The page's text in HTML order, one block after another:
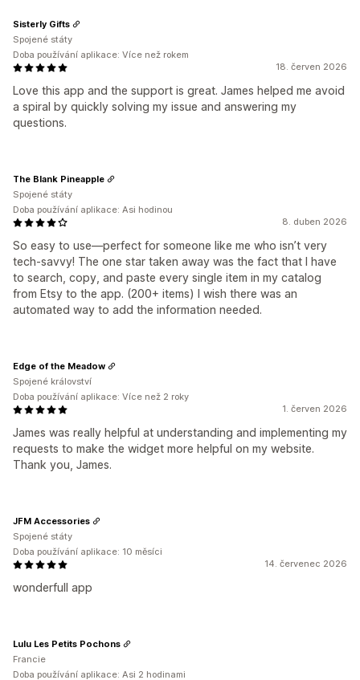
18. červen 2026
Love this app and the support is great. James helped me avoid
a spiral by quickly solving my issue and answering my
questions.
Sisterly Gifts
Spojené státy
Doba používání aplikace: Více než rokem
8. duben 2026
So easy to use—perfect for someone like me who isn’t very
tech-savvy! The one star taken away was the fact that I have
to search, copy, and paste every single item in my catalog
from Etsy to the app. (200+ items) I wish there was an
automated way to add the information needed.
The Blank Pineapple
Spojené státy
Doba používání aplikace: Asi hodinou
1. červen 2026
James was really helpful at understanding and implementing my
requests to make the widget more helpful on my website.
Thank you, James.
Edge of the Meadow
Spojené království
Doba používání aplikace: Více než 2 roky
14. červenec 2026
wonderfull app
JFM Accessories
Spojené státy
Doba používání aplikace: 10 měsíci
Lulu Les Petits Pochons
Francie
Doba používání aplikace: Asi 2 hodinami